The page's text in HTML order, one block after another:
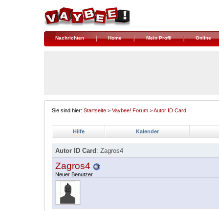
Nachrichten Home Mein Profil Online
Sie sind hier: Startseite > Vaybee! Forum >Autor ID Card
Hilfe Kalender
Autor ID Card : Zagros4
Zagros4
Neuer Benutzer